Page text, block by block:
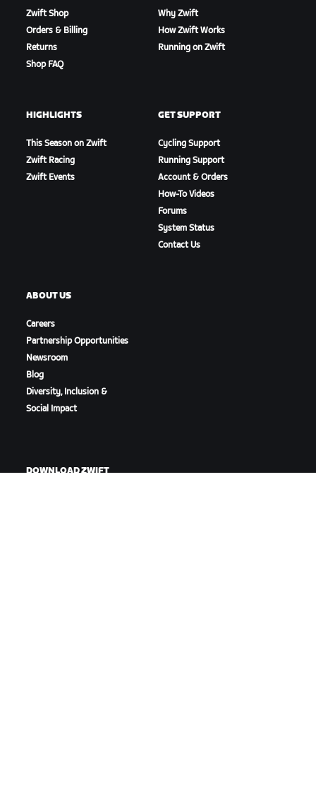
Zwift Shop
Orders & Billing
Returns
Shop FAQ
Why Zwift
How Zwift Works
Running on Zwift
HIGHLIGHTS
This Season on Zwift
Zwift Racing
Zwift Events
GET SUPPORT
Cycling Support
Running Support
Account & Orders
How-To Videos
Forums
System Status
Contact Us
ABOUT US
Careers
Partnership Opportunities
Newsroom
Blog
Diversity, Inclusion &
Social Impact
DOWNLOAD ZWIFT